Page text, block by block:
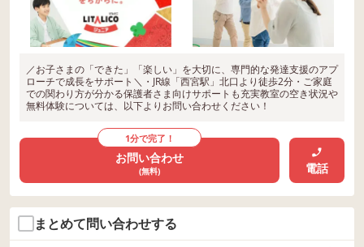
／お子さまの「できた」「楽しい」を大切に、専門的な発達支援のアプ
ローチで成長をサポート＼・JR線「西宮駅」北口より徒歩2分・ご家庭
での関わり方が分かる保護者さま向けサポートも充実教室の空き状況や
無料体験については、以下よりお問い合わせください！
1分で完了！
お問い合わせ
(無料) 電話
まとめて問い合わせする